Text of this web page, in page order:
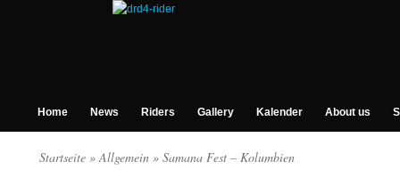
Home News Riders Gallery Kalender About us
Startseite »Allgemein » Samana Fest – Kolumbien